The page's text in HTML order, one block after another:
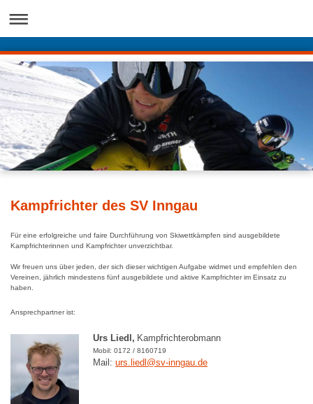
Kampfrichter des SV Inngau
Für eine erfolgreiche und faire Durchführung von Skiwettkämpfen sind ausgebildete
Kampfrichterinnen und Kampfrichter unverzichtbar.
Wir freuen uns über jeden, der sich dieser wichtigen Aufgabe widmet und empfehlen den
Vereinen, jährlich mindestens fünf ausgebildete und aktive Kampfrichter im Einsatz zu
haben.
Ansprechpartner ist:
Urs Liedl, Kampfrichterobmann
Mobil: 0172 / 8160719
Mail: urs.liedl@sv-inngau.de